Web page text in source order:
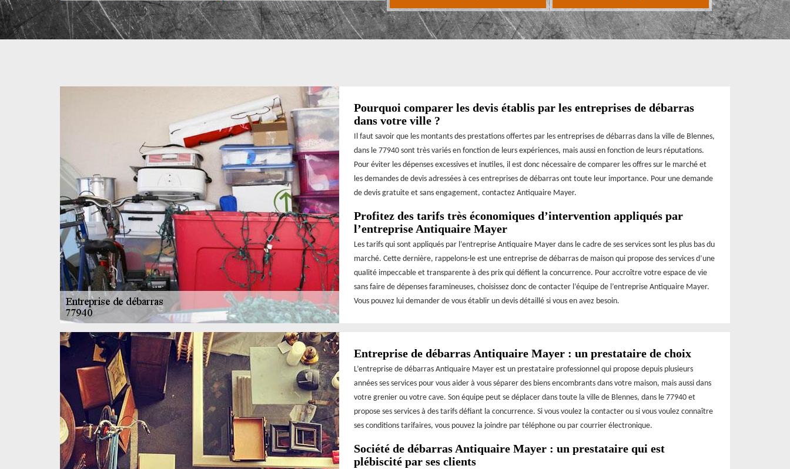
Pourquoi comparer les devis établis par les entreprises de débarras
dans votre ville ?
Il faut savoir que les montants des prestations offertes par les entreprises de débarras dans la ville de Blennes,
dans le 77940 sont très variés en fonction de leurs expériences, mais aussi en fonction de leurs réputations.
Pour éviter les dépenses excessives et inutiles, il est donc nécessaire de comparer les offres sur le marché et
les demandes de devis adressées à ces entreprises de débarras ont toute leur importance. Pour une demande
de devis gratuite et sans engagement, contactez Antiquaire Mayer.
Profitez des tarifs très économiques d’intervention appliqués par
l’entreprise Antiquaire Mayer
Les tarifs qui sont appliqués par l’entreprise Antiquaire Mayer dans le cadre de ses services sont les plus bas du
marché. Cette dernière, rappelons-le est une entreprise de débarras de maison qui propose des services d’une
qualité impeccable et transparente à des prix qui défient la concurrence. Pour accroître votre espace de vie
sans faire de dépenses faramineuses, choisissez donc de contacter l’équipe de l’entreprise Antiquaire Mayer.
Vous pouvez lui demander de vous établir un devis détaillé si vous en avez besoin.
Entreprise de débarras Antiquaire Mayer : un prestataire de choix
L’entreprise de débarras Antiquaire Mayer est un prestataire professionnel qui propose depuis plusieurs
années ses services pour vous aider à vous séparer des biens encombrants dans votre maison, mais aussi dans
votre grenier ou votre cave. Son équipe peut se déplacer dans toute la ville de Blennes, dans le 77940 et
propose ses services à des tarifs défiant la concurrence. Si vous voulez la contacter ou si vous voulez connaître
ses conditions tarifaires, vous pouvez la joindre par téléphone ou par courrier électronique.
Société de débarras Antiquaire Mayer : un prestataire qui est
plébiscité par ses clients